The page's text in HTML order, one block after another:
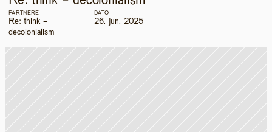
PARTNERE
Re: think -
decolonialism
DATO
26. jun. 2025